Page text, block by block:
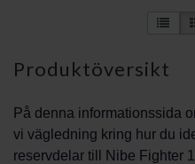
Produktöversikt
På denna informationssida
vi vägledning kring hur du
reservdelar till Nibe Fighter